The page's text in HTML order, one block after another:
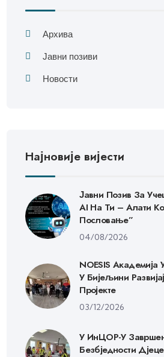
Архива
Јавни позиви
Новости
Најновије вијести
Јавни Позив За
AI На Ти – Алати
Пословање”
04/08/2026
NOESIS
У Бијељини
Пројекте
03/12/2026
У ИнЦОР-У
Безбједности